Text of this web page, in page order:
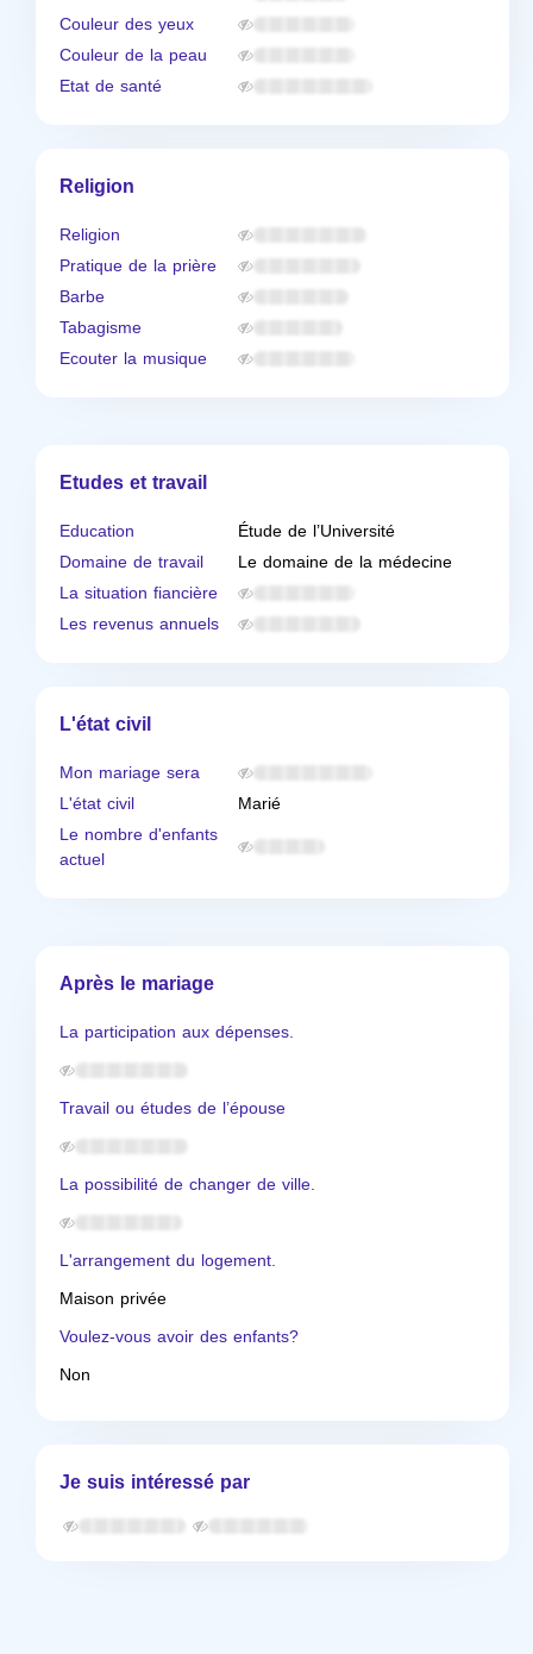
Couleur des yeux
Couleur de la peau
Etat de santé
Religion
Religion
Pratique de la prière
Barbe
Tabagisme
Ecouter la musique
Etudes et travail
Education
Étude de l’Université
Domaine de travail
Le domaine de la médecine
La situation fiancière
Les revenus annuels
L'état civil
Mon mariage sera
L'état civil
Marié
Le nombre d'enfants
actuel
Après le mariage
La participation aux dépenses.
Travail ou études de l’épouse
La possibilité de changer de ville.
L'arrangement du logement.
Maison privée
Voulez-vous avoir des enfants?
Non
Je suis intéressé par